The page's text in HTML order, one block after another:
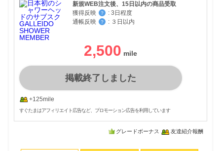
新規WEB注文後、15日以内の商品受取
獲得反映
？ : 3日程度
通帳反映
？ : ３日以内
2,500
掲載終了しました
+125mile
すぐたまはアフィリエイト広告など、プロモーション広告を利用しています
グレードボーナス 友達紹介報酬